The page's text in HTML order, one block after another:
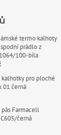
termo kalhoty
prádlo z
100-bíla
kalhotky pro ploché
01 černá
pás Farmacell
černá